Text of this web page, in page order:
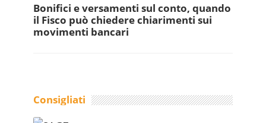
Bonifici e versamenti sul conto, quando
il Fisco può chiedere chiarimenti sui
movimenti bancari
Consigliati